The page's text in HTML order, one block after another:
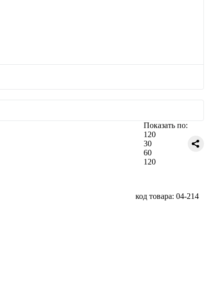
Показать по:
120
30
60
120
код товара: 04-214